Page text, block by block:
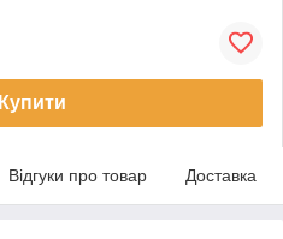
Купити
Відгуки про товар Доставка